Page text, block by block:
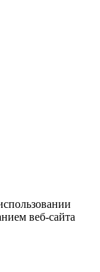
веб-сайта